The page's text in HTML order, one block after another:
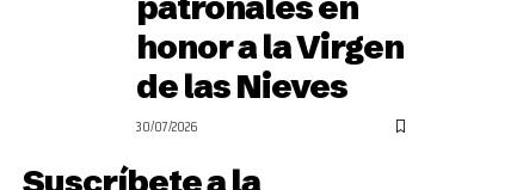
honor a la Virgen
de las Nieves
30/07/2026
Suscríbete a la